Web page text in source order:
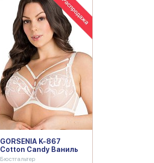
GORSENIA K-867
Cotton Candy Ваниль
Бюстгальтер